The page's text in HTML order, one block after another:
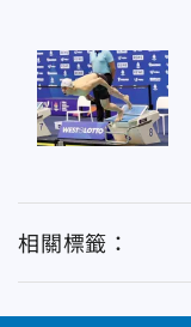
相關標籤：